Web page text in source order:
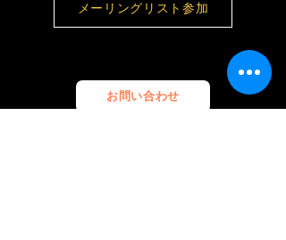
メーリングリスト参加
お問い合わせ